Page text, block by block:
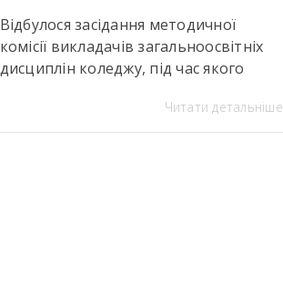
Відбулося засідання методичної
комісії викладачів загальноосвітніх
дисциплін коледжу, під час якого
2026 навчальний рік та окреслено
нові перспективи розвитку.У центрі
Читати детальніше